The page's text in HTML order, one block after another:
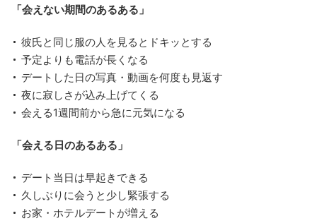
「会えない期間のあるある」
彼氏と同じ服の人を見るとドキッとする
予定よりも電話が長くなる
デートした日の写真・動画を何度も見返す
夜に寂しさが込み上げてくる
会える1週間前から急に元気になる
「会える日のあるある」
デート当日は早起きできる
久しぶりに会うと少し緊張する
お家・ホテルデートが増える